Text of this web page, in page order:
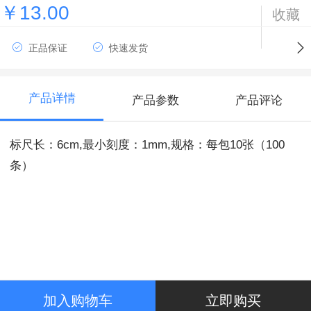
￥13.00 收藏
正品保证 快速发货
产品详情 产品参数 产品评论
标尺长：6cm,最小刻度：1mm,规格：每包10张（100
条）
加入购物车 立即购买